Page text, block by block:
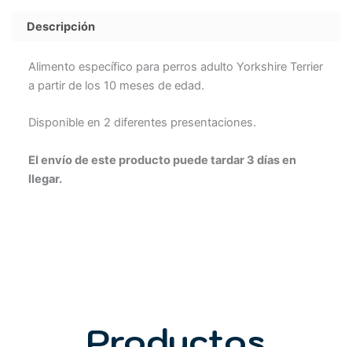
Descripción
Alimento específico para perros adulto Yorkshire Terrier
a partir de los 10 meses de edad.
Disponible en 2 diferentes presentaciones.
El envío de este producto puede tardar 3 días en
llegar.